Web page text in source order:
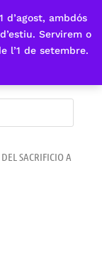
d’agost, ambdós
Servirem o
l’1 de setembre.
SACRIFICIO A